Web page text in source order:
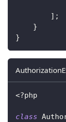
] ;
}
}
<?php
class